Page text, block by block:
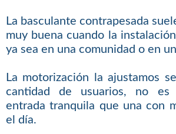
La basculante contrapesada
muy buena cuando la
ya sea en una comunidad o en
La motorización la ajustamos
cantidad de usuarios, no
entrada tranquila que una con
el día.